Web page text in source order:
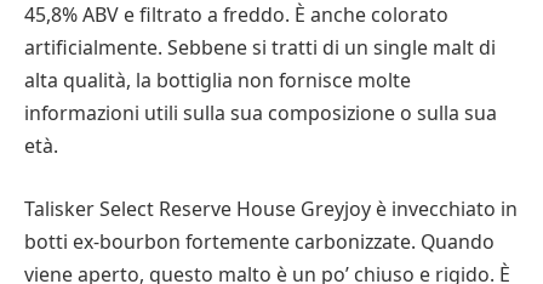
45,8% ABV e filtrato a freddo. È anche colorato
artificialmente. Sebbene si tratti di un single malt di
alta qualità, la bottiglia non fornisce molte
informazioni utili sulla sua composizione o sulla sua
età.
Talisker Select Reserve House Greyjoy è invecchiato in
botti ex-bourbon fortemente carbonizzate. Quando
viene aperto, questo malto è un po’ chiuso e rigido. È